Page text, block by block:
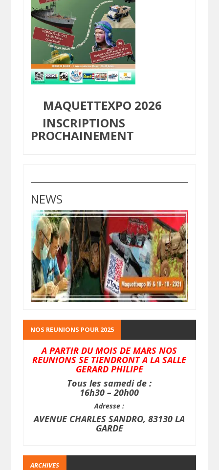
MAQUETTEXPO 2026
INSCRIPTIONS
PROCHAINEMENT
NEWS
NOS REUNIONS POUR 2025
A PARTIR DU MOIS DE MARS NOS
REUNIONS SE TIENDRONT A LA SALLE
GERARD PHILIPE
Tous les samedi de :
16h30 – 20h00
Adresse :
AVENUE CHARLES SANDRO, 83130 LA
GARDE
ARCHIVES